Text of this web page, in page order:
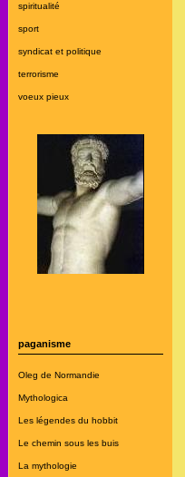
spiritualité
sport
syndicat et politique
terrorisme
voeux pieux
paganisme
Oleg de Normandie
Mythologica
Les légendes du hobbit
Le chemin sous les buis
La mythologie